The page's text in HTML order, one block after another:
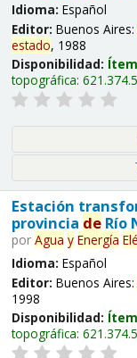
Idioma: Español
Editor: Buenos Aires:
estado, 1988
Disponibilidad:
topográfica:
Estación
provincia deRío
por Agua y Energía
Idioma: Español
Editor: Buenos Aires:
1998
Disponibilidad:
topográfica: